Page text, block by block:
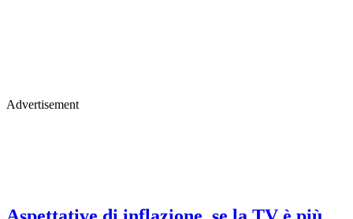
Advertisement